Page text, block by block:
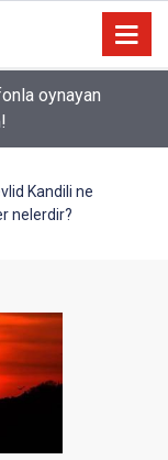
oynayan
Kandili ne
nelerdir?